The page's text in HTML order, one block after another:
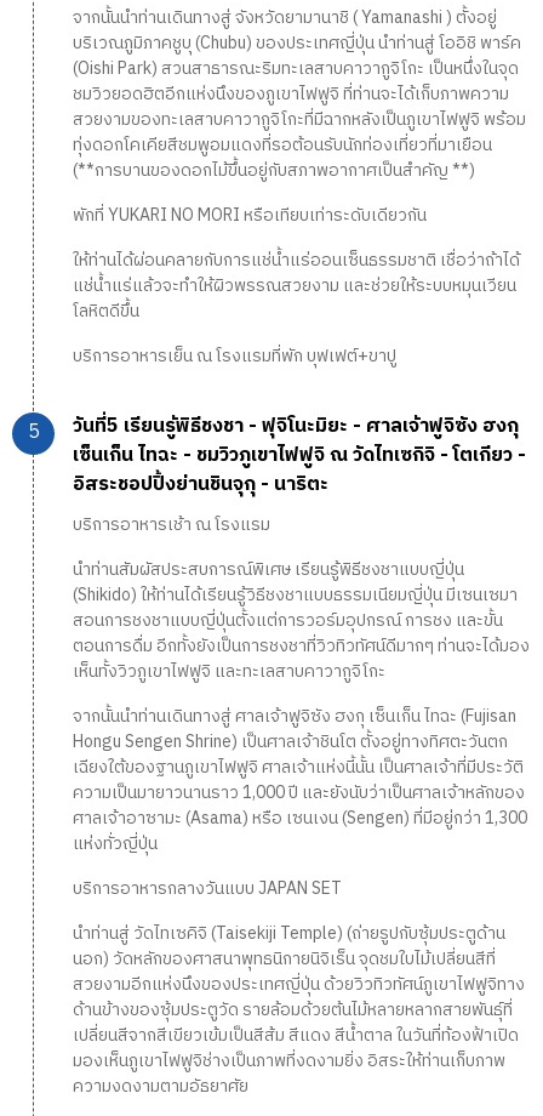
จากนั้นนำท่านเดินทางสู่ จังหวัดยามานาชิ ( Yamanashi ) ตั้งอยู่
บริเวณภูมิภาคชูบุ (Chubu) ของประเทศญี่ปุ่น นำท่านสู่ โออิชิ พาร์ค
(Oishi Park) สวนสาธารณะริมทะเลสาบคาวากูจิโกะ เป็นหนึ่งในจุด
ชมวิวยอดฮิตอีกแห่งนึงของภูเขาไฟฟูจิ ที่ท่านจะได้เก็บภาพความ
สวยงามของทะเลสาบคาวากูจิโกะที่มีฉากหลังเป็นภูเขาไฟฟูจิ พร้อม
ทุ่งดอกโคเคียสีชมพูอมแดงที่รอต้อนรับนักท่องเที่ยวที่มาเยือน
(**การบานของดอกไม้ขึ้นอยู่กับสภาพอากาศเป็นสำคัญ **)
พักที่ YUKARI NO MORI หรือเทียบเท่าระดับเดียวกัน
ให้ท่านได้ผ่อนคลายกับการแช่น้ำแร่ออนเซ็นธรรมชาติ เชื่อว่าถ้าได้
แช่น้ำแร่แล้วจะทำให้ผิวพรรณสวยงาม และช่วยให้ระบบหมุนเวียน
โลหิตดีขึ้น
บริการอาหารเย็น ณ โรงแรมที่พัก บุฟเฟต์+ขาปู
วันที่5 เรียนรู้พิธีชงชา - ฟุจิโนะมิยะ - ศาลเจ้าฟูจิซัง ฮงกุ
เซ็นเก็น ไทฉะ - ชมวิวภูเขาไฟฟูจิ ณ วัดไทเซกิจิ - โตเกียว -
อิสระชอปปิ้งย่านชินจุกุ - นาริตะ
บริการอาหารเช้า ณ โรงแรม
นำท่านสัมผัสประสบการณ์พิเศษ เรียนรู้พิธีชงชาแบบญี่ปุ่น
(Shikido) ให้ท่านได้เรียนรู้วิธีชงชาแบบธรรมเนียมญี่ปุ่น มีเซนเซมา
สอนการชงชาแบบญี่ปุ่นตั้งแต่การวอร์มอุปกรณ์ การชง และขั้น
ตอนการดื่ม อีกทั้งยังเป็นการชงชาที่วิวทิวทัศน์ดีมากๆ ท่านจะได้มอง
เห็นทั้งวิวภูเขาไฟฟูจิ และทะเลสาบคาวากูจิโกะ
จากนั้นนำท่านเดินทางสู่ ศาลเจ้าฟูจิซัง ฮงกุ เซ็นเก็น ไทฉะ (Fujisan
Hongu Sengen Shrine) เป็นศาลเจ้าชินโต ตั้งอยู่ทางทิศตะวันตก
เฉียงใต้ของฐานภูเขาไฟฟูจิ ศาลเจ้าแห่งนี้นั้น เป็นศาลเจ้าที่มีประวัติ
ความเป็นมายาวนานราว 1,000 ปี และยังนับว่าเป็นศาลเจ้าหลักของ
ศาลเจ้าอาซามะ (Asama) หรือ เซนเงน (Sengen) ที่มีอยู่กว่า 1,300
แห่งทั่วญี่ปุ่น
บริการอาหารกลางวันแบบ JAPAN SET
นำท่านสู่ วัดไทเซคิจิ (Taisekiji Temple) (ถ่ายรูปกับซุ้มประตูด้าน
นอก) วัดหลักของศาสนาพุทธนิกายนิจิเร็น จุดชมใบไม้เปลี่ยนสีที่
สวยงามอีกแห่งนึงของประเทศญี่ปุ่น ด้วยวิวทิวทัศน์ภูเขาไฟฟูจิทาง
ด้านข้างของซุ้มประตูวัด รายล้อมด้วยต้นไม้หลายหลากสายพันธุ์ที่
เปลี่ยนสีจากสีเขียวเข้มเป็นสีส้ม สีแดง สีน้ำตาล ในวันที่ท้องฟ้าเปิด
มองเห็นภูเขาไฟฟูจิช่างเป็นภาพที่งดงามยิ่ง อิสระให้ท่านเก็บภาพ
ความงดงามตามอัธยาศัย